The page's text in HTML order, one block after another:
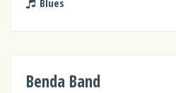
Blues
Benda Band